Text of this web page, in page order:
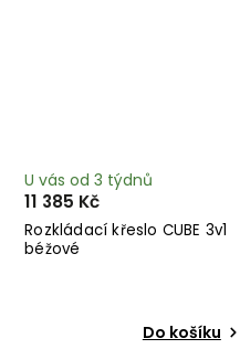
Rozkládací křeslo CUBE 3v1
béžové
U vás od 3 týdnů
11 385 Kč
Do košíku